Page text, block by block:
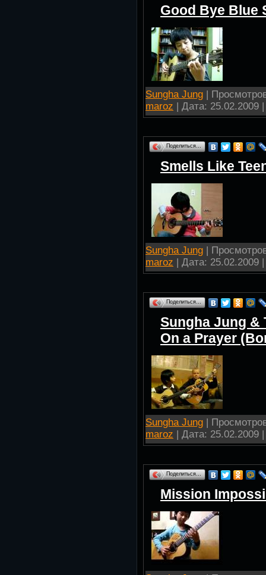
Good Bye Blue
Sungha Jung |
maroz | Дата: 25.02.2009
Поделиться…
Smells Like
Sungha Jung |
maroz | Дата: 25.02.2009
Поделиться…
Sungha Jung &
On a Prayer
Sungha Jung |
maroz | Дата: 25.02.2009
Поделиться…
Mission